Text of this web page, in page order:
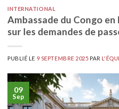
INTERNATIONAL
Ambassade du Congo
sur les demandes de
PUBLIÉ LE 9 SEPTEMBRE 2025 PAR
09
Sep